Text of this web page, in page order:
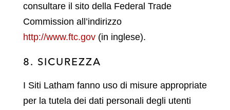
consultare il sito della Federal Trade
Commission all’indirizzo
http://www.ftc.gov (in inglese).
8. SICUREZZA
I Siti Latham fanno uso di misure appropriate
per la tutela dei dati personali degli utenti